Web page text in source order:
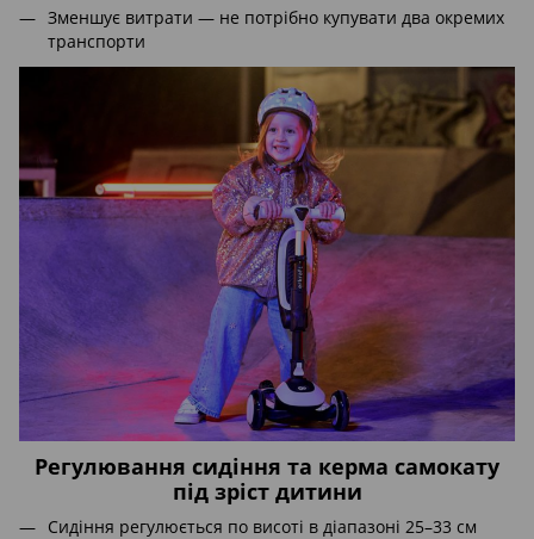
Зменшує витрати — не потрібно купувати два окремих
транспорти
Регулювання сидіння та керма самокату
під зріст дитини
Сидіння регулюється по висоті в діапазоні 25–33 см